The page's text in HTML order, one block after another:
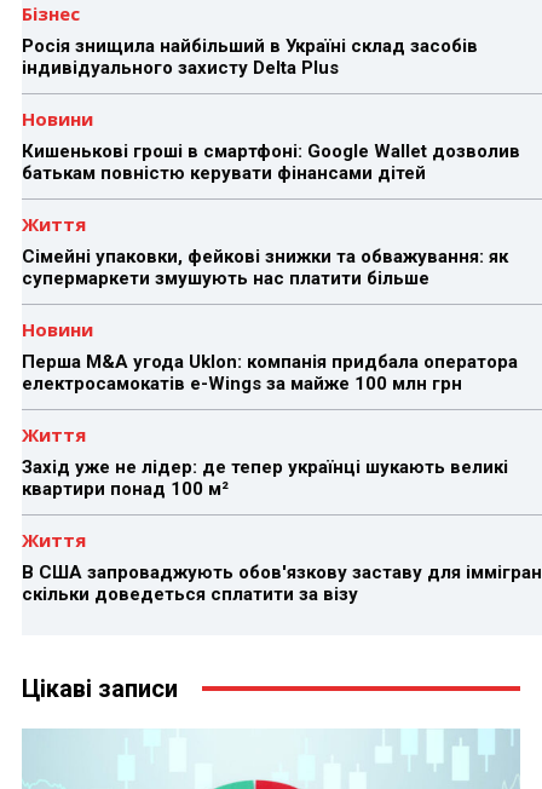
Бізнес
Росія знищила найбільший в Україні склад засобів
індивідуального захисту Delta Plus
Новини
Кишенькові гроші в смартфоні: Google Wallet дозволив
батькам повністю керувати фінансами дітей
Життя
Сімейні упаковки, фейкові знижки та обважування: як
супермаркети змушують нас платити більше
Новини
Перша M&A угода Uklon: компанія придбала оператора
електросамокатів e-Wings за майже 100 млн грн
Життя
Захід уже не лідер: де тепер українці шукають великі
квартири понад 100 м²
Життя
В США запроваджують обов'язкову заставу для
скільки доведеться сплатити за візу
Цікаві записи